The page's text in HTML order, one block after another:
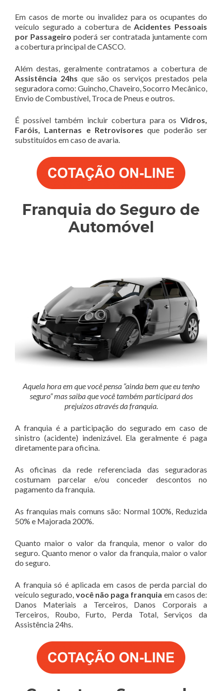
Em casos de morte ou invalidez para os ocupantes do
veículo segurado a cobertura de Acidentes Pessoais
por Passageiro poderá ser contratada juntamente com
a cobertura principal de CASCO.
Além destas, geralmente contratamos a cobertura de
Assistência 24hs que são os serviços prestados pela
seguradora como: Guincho, Chaveiro, Socorro Mecânico,
Envio de Combustível, Troca de Pneus e outros.
É possível também incluir cobertura para os Vidros,
Faróis, Lanternas e Retrovisores que poderão ser
substituídos em caso de avaria.
Franquia do Seguro de
Automóvel
Aquela hora em que você pensa “ainda bem que eu tenho
seguro” mas saiba que você também participará dos
prejuízos através da franquia.
A franquia é a participação do segurado em caso de
sinistro (acidente) indenizável. Ela geralmente é paga
diretamente para oficina.
As oficinas da rede referenciada das seguradoras
costumam parcelar e/ou conceder descontos no
pagamento da franquia.
As franquias mais comuns são: Normal 100%, Reduzida
50% e Majorada 200%.
Quanto maior o valor da franquia, menor o valor do
seguro. Quanto menor o valor da franquia, maior o valor
do seguro.
A franquia só é aplicada em casos de perda parcial do
veículo segurado, você não paga franquia em casos de:
Danos Materiais a Terceiros, Danos Corporais a
Terceiros, Roubo, Furto, Perda Total, Serviços da
Assistência 24hs.